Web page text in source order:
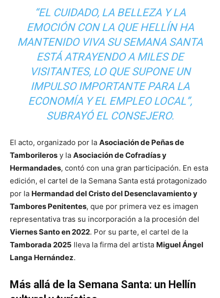
“EL CUIDADO, LA BELLEZA Y LA
EMOCIÓN CON LA QUE HELLÍN HA
MANTENIDO VIVA SU SEMANA SANTA
ESTÁ ATRAYENDO A MILES DE
VISITANTES, LO QUE SUPONE UN
IMPULSO IMPORTANTE PARA LA
ECONOMÍA Y EL EMPLEO LOCAL”,
SUBRAYÓ EL CONSEJERO.
El acto, organizado por la Asociación de Peñas de
Tamborileros y la Asociación de Cofradías y
Hermandades, contó con una gran participación. En esta
edición, el cartel de la Semana Santa está protagonizado
por la Hermandad del Cristo del Desenclavamiento y
Tambores Penitentes, que por primera vez es imagen
representativa tras su incorporación a la procesión del
Viernes Santo en 2022. Por su parte, el cartel de la
Tamborada 2025 lleva la firma del artista Miguel Ángel
Langa Hernández.
Más allá de la Semana Santa: un Hellín